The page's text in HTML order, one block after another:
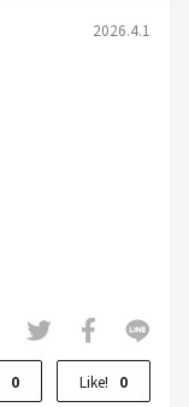
2026.4.1
0 Like! 0